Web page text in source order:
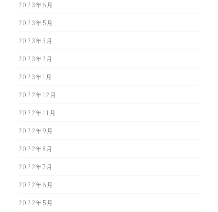
2023年6月
2023年5月
2023年3月
2023年2月
2023年1月
2022年12月
2022年11月
2022年9月
2022年8月
2022年7月
2022年6月
2022年5月